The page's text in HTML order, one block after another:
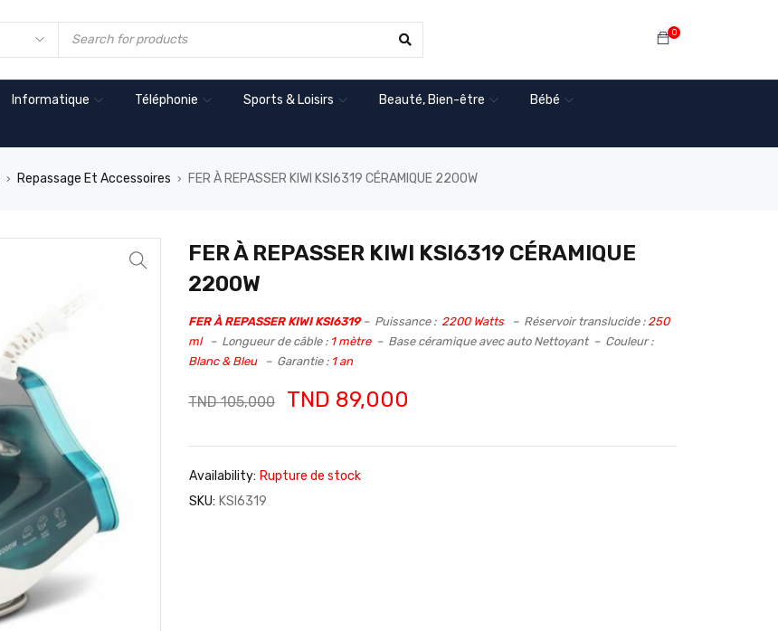
0
Informatique Téléphonie Sports & Loisirs Beauté, Bien-être
Bébé
› Repassage Et Accessoires › FER À REPASSER KIWI KSI6319 CÉRAMIQUE 2200W
FER À REPASSER KIWI KSI6319 CÉRAMIQUE
2200W
FER À REPASSER KIWI KSI6319 – Puissance : 2200 Watts – Réservoir translucide :250
ml – Longueur de câble : 1 mètre – Base céramique avec auto Nettoyant – Couleur :
Blanc & Bleu
– Garantie : 1 an
TND105,000 TND 89,000
Availability: Rupture de stock
SKU: KSI6319